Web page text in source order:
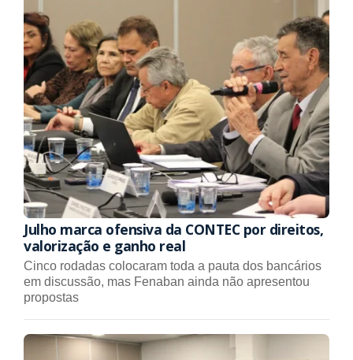
Julho marca ofensiva da CONTEC por direitos,
valorização e ganho real
Cinco rodadas colocaram toda a pauta dos bancários
em discussão, mas Fenaban ainda não apresentou
propostas